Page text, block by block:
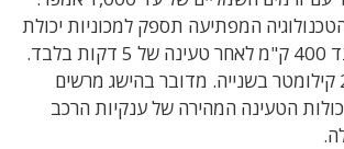
המפתיעה תספק למכוניות יכולת
נסיעה לטווח של עד 400 ק"מ לאחר טעינה של 5 דקות בלבד.
במלים אחרות, כ-2 קילומטר בשנייה. מדובר בהישג מרשים
הטעינה המהירה של ענקיות הרכב